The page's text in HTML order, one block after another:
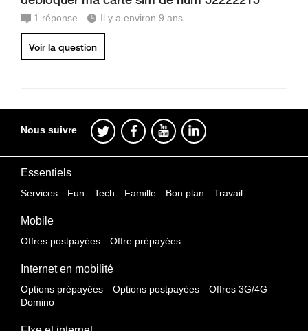
1 réponse Il y a environ 9 ans
Voir la question
Nous suivre
Essentiels
Services Fun Tech Famille Bon plan Travail
Mobile
Offres postpayées Offre prépayées
Internet en mobilité
Options prépayées Options postpayées
Offres 3G/4G
Domino